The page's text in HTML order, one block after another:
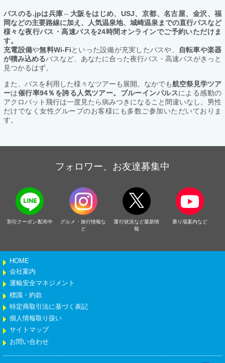
バスのる.jpは兵庫⇔大阪をはじめ、USJ、京都、名古屋、金沢、福
岡などの主要路線に加え、人気温泉地、城崎温泉までの直行バスなど
様々な夜行バス・高速バスを24時間オンラインでご予約いただけま
す。
充電設備や無料Wi-Fiといった設備が充実したバスや、
自転車や楽器
が積み込めるバスなど、あなたに合った夜行バス・高速バスがきっと
見つかるはず。
また、バスを利用した様々なツアーも展開。なかでも航空祭見学ツア
ーは催行率94％を誇る人気ツアー。ブルーインパルスによる感動の
アクロバット飛行は一度見たら病みつきになること間違いなし。男性
だけでなく女性グループのお客様にも多数ご参加いただいておりま
す。
フォロワー、お友達募集中
割引クーポン配布中
グルメ・旅行情報な
ど
運行状況など最新情
報
乗り場案内など
HOME
会社案内
運輸安全マネジメント
標識・約款
特定商取引法に基づく表記
個人情報取り扱い
サイトマップ
お問い合わせ